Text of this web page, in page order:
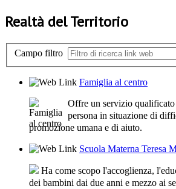
Realtà del Territorio
Campo filtro
Famiglia al centro
Offre un servizio
persona in situazione di
promozione umana e di aiuto.
Scuola Materna Teresa
Ha come scopo l'accoglienza,
dei bambini dai due anni e mezzo ai